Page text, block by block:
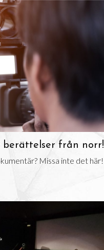
berättelser från norr!
Missa inte det här!